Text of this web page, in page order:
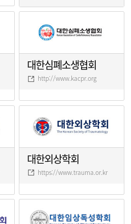
대한심폐소생협회
http://www.kacpr.org
대한외상학회
https://www.trauma.or.kr